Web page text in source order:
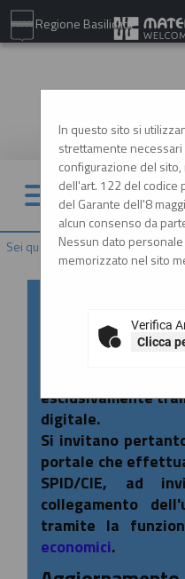
Regione Basilicata
Sei qui: Home
In questo sito si
strettamente
configurazione del
dell'art. 122 del codice
del Garante dell'8
alcun consenso da
Nessun dato
memorizzato nel sito
Verifica
Clicca
SPID/CIE:
In ottemperanza
esclusivamente
digitale.
Si invitano
portale che
SPID/CIE, ad
collegamento
tramite la
economici.